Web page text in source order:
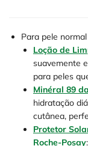
Para pele
Loção de
suavemente
para peles
Minéral 89
hidratação
cutânea,
Protetor
Roche-Posay